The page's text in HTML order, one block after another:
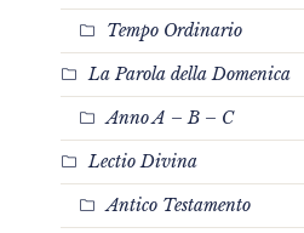
Tempo Ordinario
La Parola della Domenica
Anno A – B – C
Lectio Divina
Antico Testamento